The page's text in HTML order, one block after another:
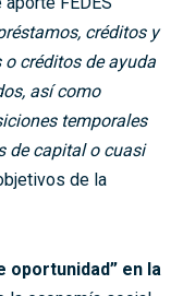
créditos y
créditos de ayuda
así como
temporales
de capital o cuasi
de la
oportunidad” en la